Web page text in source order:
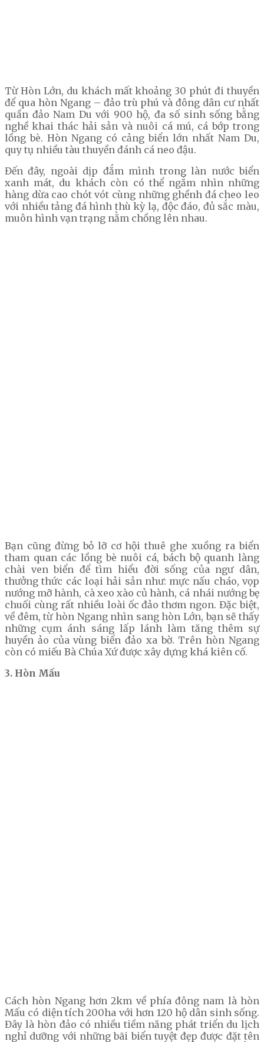
Từ Hòn Lớn, du khách mất khoảng 30 phút đi thuyền
để qua hòn Ngang – đảo trù phú và đông dân cư nhất
quần đảo Nam Du với 900 hộ, đa số sinh sống bằng
nghề khai thác hải sản và nuôi cá mú, cá bớp trong
lồng bè. Hòn Ngang có cảng biển lớn nhất Nam Du,
quy tụ nhiều tàu thuyền đánh cá neo đậu.
Đến đây, ngoài dịp đắm mình trong làn nước biển
xanh mát, du khách còn có thể ngắm nhìn những
hàng dừa cao chót vót cùng những ghềnh đá cheo leo
với nhiều tảng đá hình thù kỳ lạ, độc đáo, đủ sắc màu,
muôn hình vạn trạng nằm chồng lên nhau.
Bạn cũng đừng bỏ lỡ cơ hội thuê ghe xuồng ra biển
tham quan các lồng bè nuôi cá, bách bộ quanh làng
chài ven biển để tìm hiểu đời sống của ngư dân,
thưởng thức các loại hải sản như: mực nấu cháo, vọp
nướng mỡ hành, cà xeo xào củ hành, cá nhái nướng bẹ
chuối cùng rất nhiều loài ốc đảo thơm ngon. Đặc biệt,
về đêm, từ hòn Ngang nhìn sang hòn Lớn, bạn sẽ thấy
những cụm ánh sáng lấp lánh làm tăng thêm sự
huyền ảo của vùng biển đảo xa bờ. Trên hòn Ngang
còn có miếu Bà Chúa Xứ được xây dựng khá kiên cố.
3. Hòn Mấu
Cách hòn Ngang hơn 2km về phía đông nam là hòn
Mấu có diện tích 200ha với hơn 120 hộ dân sinh sống.
Đây là hòn đảo có nhiều tiềm năng phát triển du lịch
nghỉ dưỡng với những bãi biển tuyệt đẹp được đặt tên